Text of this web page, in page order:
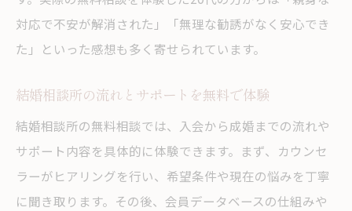
対応で不安が解消された」「無理な勧誘がなく安心でき
た」といった感想も多く寄せられています。
結婚相談所の流れとサポートを無料で体験
結婚相談所の無料相談では、入会から成婚までの流れや
サポート内容を具体的に体験できます。まず、カウンセ
ラーがヒアリングを行い、希望条件や現在の悩みを丁寧
に聞き取ります。その後、会員データベースの仕組みや